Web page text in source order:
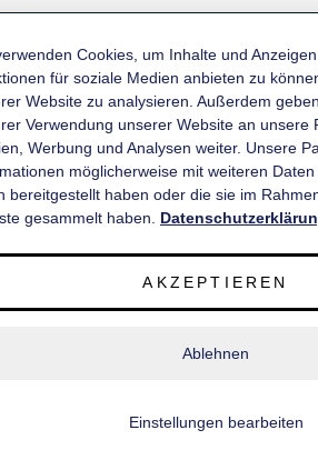
KATEGORIEN
INFORMATIONEN
© 2020 wm meyer® Fahrzeugbau AG. Alle
Cookies, um Inhalte und
für soziale Medien anbieten zu
Website zu analysieren. Außerdem
Verwendung unserer Website an unsere
Werbung und Analysen weiter. Unsere
möglicherweise mit weiteren
bereitgestellt haben oder die sie im
gesammelt haben.
AKZEPTIEREN
Ablehnen
Einstellungen bearbeiten